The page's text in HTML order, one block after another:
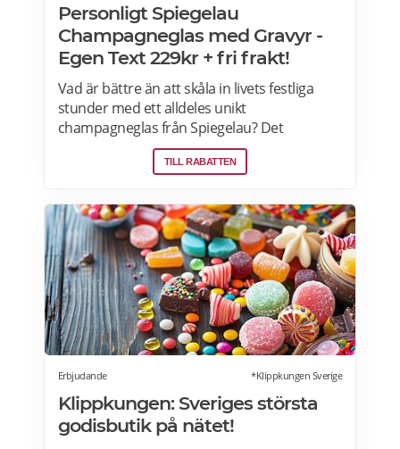
Personligt Spiegelau
Champagneglas med Gravyr -
Egen Text 229kr + fri frakt!
Vad är bättre än att skåla in livets festliga
stunder med ett alldeles unikt
champagneglas från Spiegelau? Det
champagneglas gör firandet personligt och
minnesvärt med sin vackra gravyr. Tillverkat
Spiegelau. Tål maskindisk. Med två textrader
på glaset har du gott om plats att leka med
orden. Varför inte gravera in ett skämtsamt
citat, datumet för den stora dagen eller
mottagarens namn i elegant stil?
TILL RABATTEN
Erbjudande *Klippkungen Sverige
Klippkungen: Sveriges största
godisbutik på nätet!